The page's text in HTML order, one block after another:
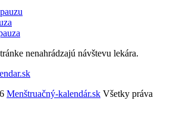
nenahrádzajú návštevu lekára.
Menštruačný-kalendár.sk Všetky práva